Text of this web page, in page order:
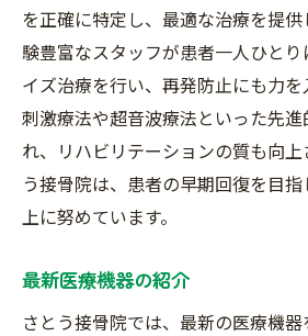
を正確に特定し、最適な治療を提
験豊富なスタッフが患者一人ひと
イズ治療を行い、再発防止にも力
刺激療法や超音波療法といった先進
れ、リハビリテーションの質も向上
う接骨院は、患者の早期回復を目
上に努めています。
最新医療機器の紹介
さとう接骨院では、最新の医療機器